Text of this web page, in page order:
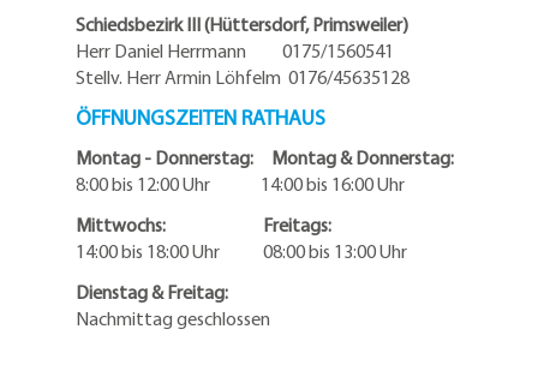
Schiedsbezirk III (Hüttersdorf, Primsweiler)
Herr Daniel Herrmann 0175/1560541
Stellv. Herr Armin Löhfelm 0176/45635128
ÖFFNUNGSZEITEN RATHAUS
Montag - Donnerstag: Montag & Donnerstag:
8:00 bis 12:00 Uhr 14:00 bis 16:00 Uhr
Mittwochs: Freitags:
14:00 bis 18:00 Uhr 08:00 bis 13:00 Uhr
Dienstag & Freitag:
Nachmittag geschlossen